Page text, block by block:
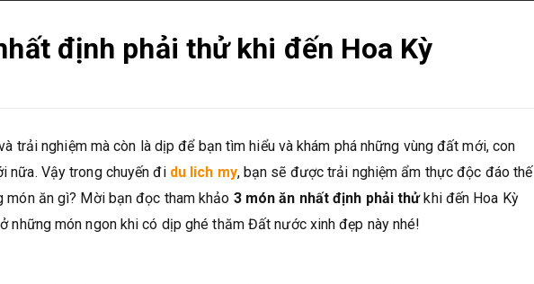
định phải thử khi đến Hoa Kỳ
trải nghiệm mà còn là dịp để bạn tìm hiểu và khám phá những vùng đất mới, con
nữa. Vậy trong chuyến đi du lich my, bạn sẽ được trải nghiệm ẩm thực độc đáo thế
món ăn gì? Mời bạn đọc tham khảo 3 món ăn nhất định phải thửkhi đến Hoa Kỳ
những món ngon khi có dịp ghé thăm Đất nước xinh đẹp này nhé!